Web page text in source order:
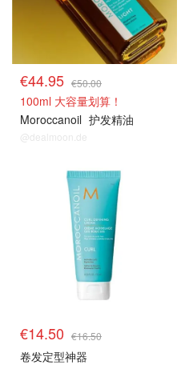
€44.95 €50.00
100ml 大容量划算！
Moroccanoil 护发精油
@dealmoon.de
€14.50 €16.50
卷发定型神器